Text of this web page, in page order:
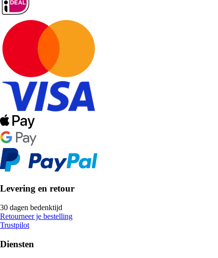
Levering en retour
30 dagen bedenktijd
Retourneer je bestelling
Trustpilot
Diensten